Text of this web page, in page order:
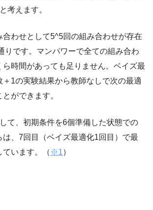
考えます。
合わせとして5^5回の組み合わせが存在
りです。マンパワーで全ての組み合わ
ら時間があっても足りません。ベイズ最
＋1の実験結果から教師なしで次の最適
ができます。
て、初期条件を6個準備した状態での
は、7回目（ベイズ最適化1回目）で最
ています。（ ※1）